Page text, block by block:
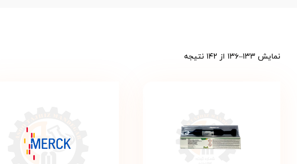
نمایش ۱۳۳–۱۳۶ از ۱۴۲ نتیجه